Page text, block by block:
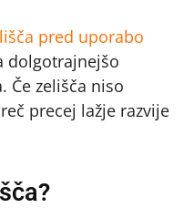
pred uporabo
dolgotrajnejšo
Če zelišča niso
precej lažje razvije